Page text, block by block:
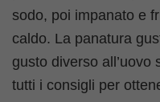
sodo, poi impanato e
caldo. La panatura
gusto diverso all’uovo
tutti i consigli per